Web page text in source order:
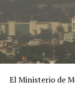
19
El Ministerio de